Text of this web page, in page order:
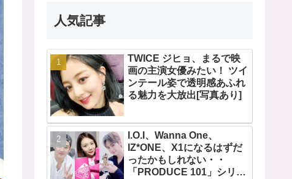
人気記事
TWICE ジヒョ、まるで映
画の主演女優みたい！ ツイ
ンテール姿で透明感あふれ
る魅力を大放出[写真あり]
I.O.I、Wanna One、
IZ*ONE、X1になるはずだ
ったかもしれない・・
「PRODUCE 101」シリー